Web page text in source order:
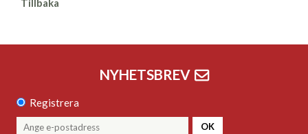
Tillbaka
NYHETSBREV
Registrera
OK